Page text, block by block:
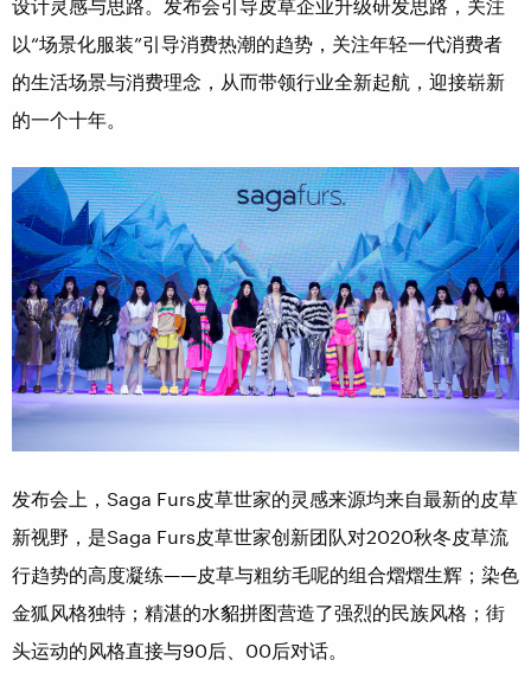
设计灵感与思路。发布会引导皮草企业升级研发思路，关注
以“场景化服装”引导消费热潮的趋势，关注年轻一代消费者
的生活场景与消费理念，从而带领行业全新起航，迎接崭新
的一个十年。
发布会上，Saga Furs皮草世家的灵感来源均来自最新的皮草
新视野，是Saga Furs皮草世家创新团队对2020秋冬皮草流
行趋势的高度凝练——皮草与粗纺毛呢的组合熠熠生辉；染色
金狐风格独特；精湛的水貂拼图营造了强烈的民族风格；街
头运动的风格直接与90后、00后对话。